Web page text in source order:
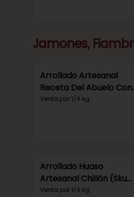
Jamones,
Arrollado Artesanal
Receta Del Abuelo Con
Ají (Sku 175)
Venta por 1/4 kg.
Arrollado Huaso
Artesanal Chillán (Sku
120)
Venta por 1/4 kg.